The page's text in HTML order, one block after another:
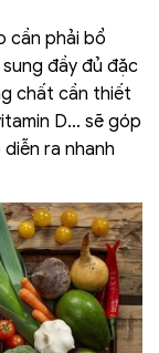
cần phải bổ
đầy đủ đặc
chất cần thiết
D… sẽ góp
ra nhanh